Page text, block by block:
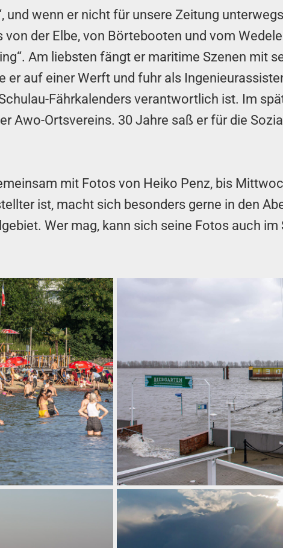
und wenn er nicht für unsere Zeitung
der Elbe, von Börtebooten und vom
Am liebsten fängt er maritime Szenen mit
auf einer Werft und fuhr als
Fährkalenders verantwortlich ist. Im
Awo-Ortsvereins. 30 Jahre saß er für die
mit Fotos von Heiko Penz, bis
ist, macht sich besonders gerne in den
Wer mag, kann sich seine Fotos auch